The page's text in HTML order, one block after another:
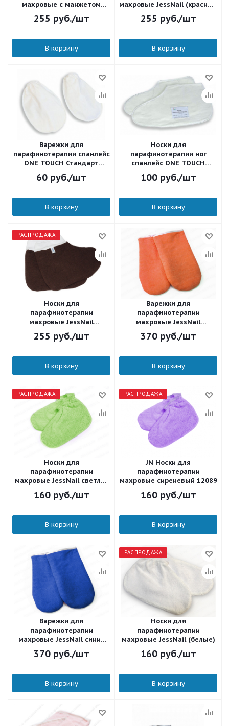
махровые с манжетом
Белый Россия 1478
255 руб./шт
В корзину
махровые JessNail (красные
с манжетами) 101393
255 руб./шт
В корзину
Варежки для
парафинотерапии спанлейс
ONE TOUCH Стандарт
двуслойные белые 1 пара
02-029
60 руб./шт
В корзину
Носки для
парафинотерапии ног
спанлейс ONE TOUCH
утолщенные белые 1 пара
00-805
100руб./шт
В корзину
РАСПРОДАЖА
Носки для
парафинотерапии
махровые JessNail
(коричневые с манжетами)
255 руб./шт
В корзину
Варежки для
парафинотерапии
махровые JessNail
оранжевый 11797
370руб./шт
В корзину
РАСПРОДАЖА
Носки для
парафинотерапии
махровые JessNail светло-
зеленый/зеленый с
резинками 87457
160руб./шт
В корзину
РАСПРОДАЖА
JN Носки для
парафинотерапии
махровые сиреневый 12089
160руб./шт
В корзину
Варежки для
парафинотерапии
махровые JessNail синий
87456
370руб./шт
В корзину
РАСПРОДАЖА
Носки для
парафинотерапии
махровые JessNail (белые)
160руб./шт
В корзину